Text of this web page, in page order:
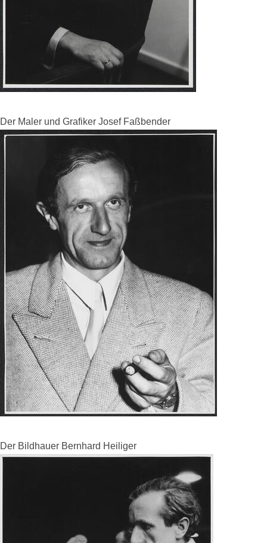
Der Maler und Grafiker Josef Faßbender
Der Bildhauer Bernhard Heiliger